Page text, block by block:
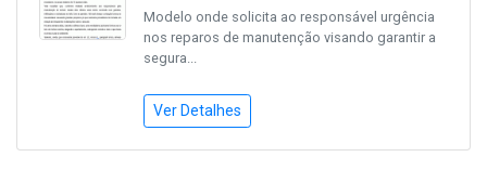
Modelo onde solicita ao responsável urgência
nos reparos de manutenção visando garantir a
segura...
Ver Detalhes